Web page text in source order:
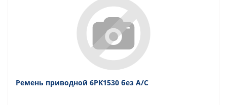
Ремень приводной 6PK1530 без A/C